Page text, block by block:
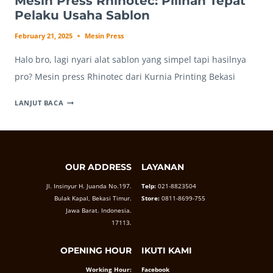
Pelaku Usaha Sablon
February 21, 2025 Mesin Press
Halo bro, lagi nyari alat sablon yang simpel tapi hasilnya
pro? Mesin press Rhinotec dari Kurnia Printing Bekasi
LANJUT BACA MESIN
PELAKU
OUR ADDRESS
Jl. Insinyur H. Juanda No.197.
Bulak Kapal, Bekasi Timur.
Jawa Barat. Indonesia.
17113.
LAYANAN
Telp: 021-8823504
Store: 0811-8699-755
OPENING HOUR
Working Hour:
IKUTI KAMI
Facebook